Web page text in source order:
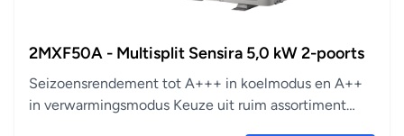
2MXF50A - Multisplit Sensira 5,0 kW 2-poorts
Seizoensrendement tot A+++ in koelmodus en A++
in verwarmingsmodus Keuze uit ruim assortiment